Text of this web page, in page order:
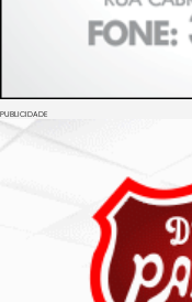
PUBLICIDADE